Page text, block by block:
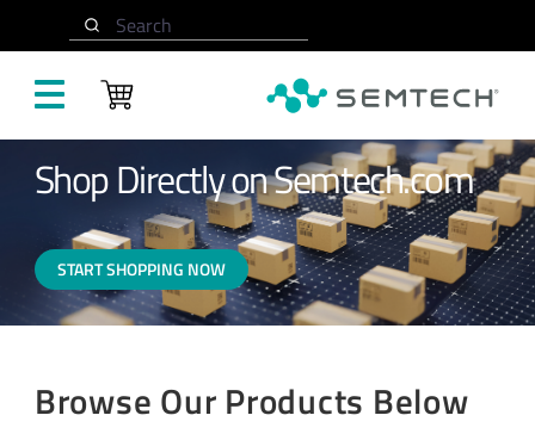
Search
Buy Now
Shop Directly on Semtech.com
START SHOPPING NOW
Browse Our Products Below